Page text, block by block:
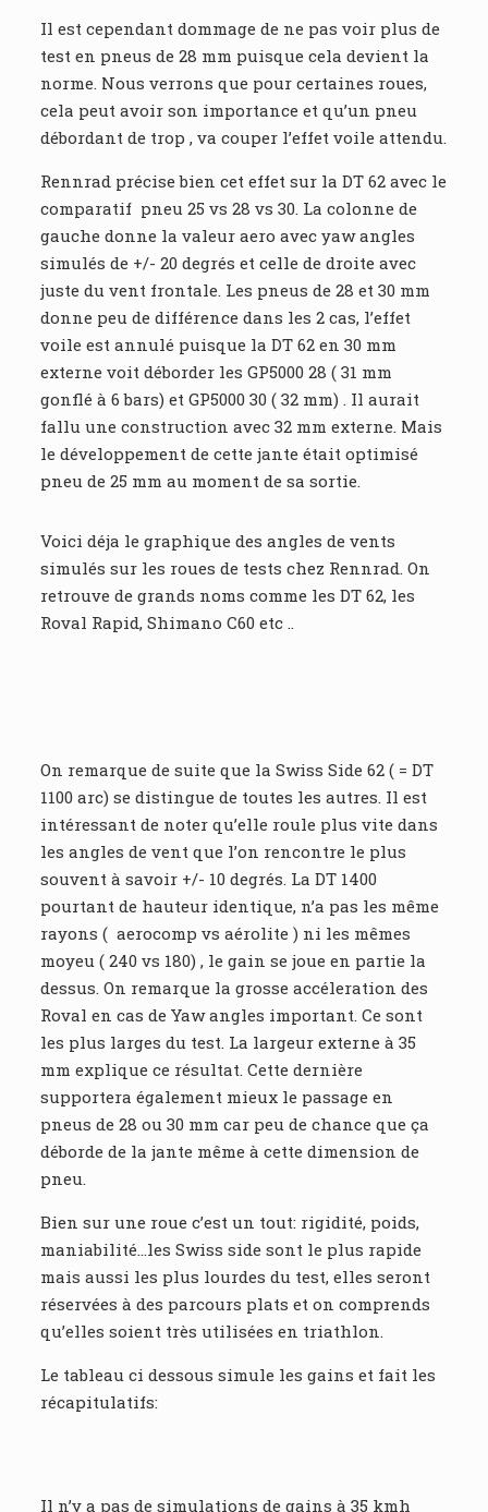
Il est cependant dommage de ne pas voir plus de
test en pneus de 28 mm puisque cela devient la
norme. Nous verrons que pour certaines roues,
cela peut avoir son importance et qu’un pneu
débordant de trop , va couper l’effet voile attendu.
Rennrad précise bien cet effet sur la DT 62 avec le
comparatif pneu 25 vs 28 vs 30. La colonne de
gauche donne la valeur aero avec yaw angles
simulés de +/- 20 degrés et celle de droite avec
juste du vent frontale. Les pneus de 28 et 30 mm
donne peu de différence dans les 2 cas, l’effet
voile est annulé puisque la DT 62 en 30 mm
externe voit déborder les GP5000 28 ( 31 mm
gonflé à 6 bars) et GP5000 30 ( 32 mm) . Il aurait
fallu une construction avec 32 mm externe. Mais
le développement de cette jante était optimisé
pneu de 25 mm au moment de sa sortie.
Voici déja le graphique des angles de vents
simulés sur les roues de tests chez Rennrad. On
retrouve de grands noms comme les DT 62, les
Roval Rapid, Shimano C60 etc ..
On remarque de suite que la Swiss Side 62 ( = DT
1100 arc) se distingue de toutes les autres. Il est
intéressant de noter qu’elle roule plus vite dans
les angles de vent que l’on rencontre le plus
souvent à savoir +/- 10 degrés. La DT 1400
pourtant de hauteur identique, n’a pas les même
rayons ( aerocomp vs aérolite ) ni les mêmes
moyeu ( 240 vs 180) , le gain se joue en partie la
dessus. On remarque la grosse accéleration des
Roval en cas de Yaw angles important. Ce sont
les plus larges du test. La largeur externe à 35
mm explique ce résultat. Cette dernière
supportera également mieux le passage en
pneus de 28 ou 30 mm car peu de chance que ça
déborde de la jante même à cette dimension de
pneu.
Bien sur une roue c’est un tout: rigidité, poids,
maniabilité…les Swiss side sont le plus rapide
mais aussi les plus lourdes du test, elles seront
réservées à des parcours plats et on comprends
qu’elles soient très utilisées en triathlon.
Le tableau ci dessous simule les gains et fait les
récapitulatifs:
Il n’y a pas de simulations de gains à 35 kmh